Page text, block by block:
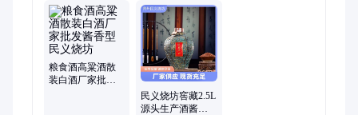
粮食酒高粱酒散
装白酒厂家批发
民义烧坊窖藏2.5L
源头生产酒酱香